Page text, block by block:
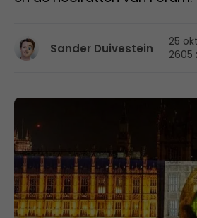
Sander Duivestein
25
2605